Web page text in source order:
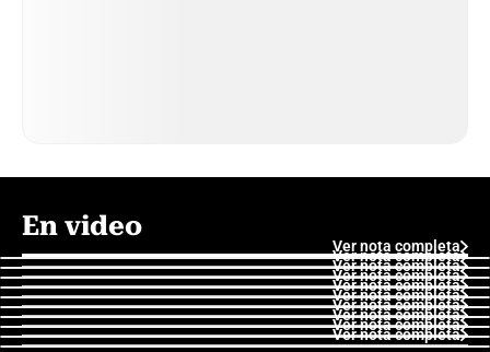
En video
Ver nota completa
Ver nota completa
Ver nota completa
Ver nota completa
Ver nota completa
Ver nota completa
Ver nota completa
Ver nota completa
Ver nota completa
Ver nota completa